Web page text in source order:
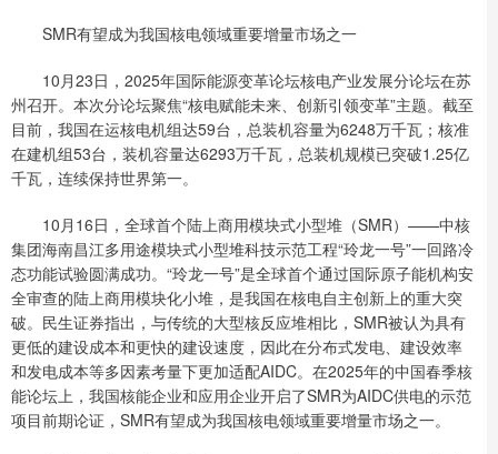
SMR有望成为我国核电领域重要增量市场之一
10月23日，2025年国际能源变革论坛核电产业发展分论坛在苏
州召开。本次分论坛聚焦“核电赋能未来、创新引领变革”主题。截至
目前，我国在运核电机组达59台，总装机容量为6248万千瓦；核准
在建机组53台，装机容量达6293万千瓦，总装机规模已突破1.25亿
千瓦，连续保持世界第一。
10月16日，全球首个陆上商用模块式小型堆（SMR）——中核
集团海南昌江多用途模块式小型堆科技示范工程“玲龙一号”一回路冷
态功能试验圆满成功。“玲龙一号”是全球首个通过国际原子能机构安
全审查的陆上商用模块化小堆，是我国在核电自主创新上的重大突
破。民生证券指出，与传统的大型核反应堆相比，SMR被认为具有
更低的建设成本和更快的建设速度，因此在分布式发电、建设效率
和发电成本等多因素考量下更加适配AIDC。在2025年的中国春季核
能论坛上，我国核能企业和应用企业开启了SMR为AIDC供电的示范
项目前期论证，SMR有望成为我国核电领域重要增量市场之一。